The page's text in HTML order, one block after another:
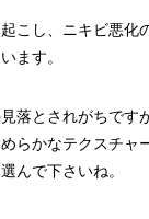
こし、ニキビ悪化
ます。
落とされがちです
らかなテクスチャ
んで下さいね。